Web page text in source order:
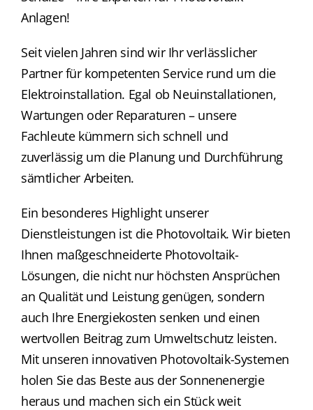
Anlagen!
Seit vielen Jahren sind wir Ihr verlässlicher
Partner für kompetenten Service rund um die
Elektroinstallation. Egal ob Neuinstallationen,
Wartungen oder Reparaturen – unsere
Fachleute kümmern sich schnell und
zuverlässig um die Planung und Durchführung
sämtlicher Arbeiten.
Ein besonderes Highlight unserer
Dienstleistungen ist die Photovoltaik. Wir bieten
Ihnen maßgeschneiderte Photovoltaik-
Lösungen, die nicht nur höchsten Ansprüchen
an Qualität und Leistung genügen, sondern
auch Ihre Energiekosten senken und einen
wertvollen Beitrag zum Umweltschutz leisten.
Mit unseren innovativen Photovoltaik-Systemen
holen Sie das Beste aus der Sonnenenergie
heraus und machen sich ein Stück weit